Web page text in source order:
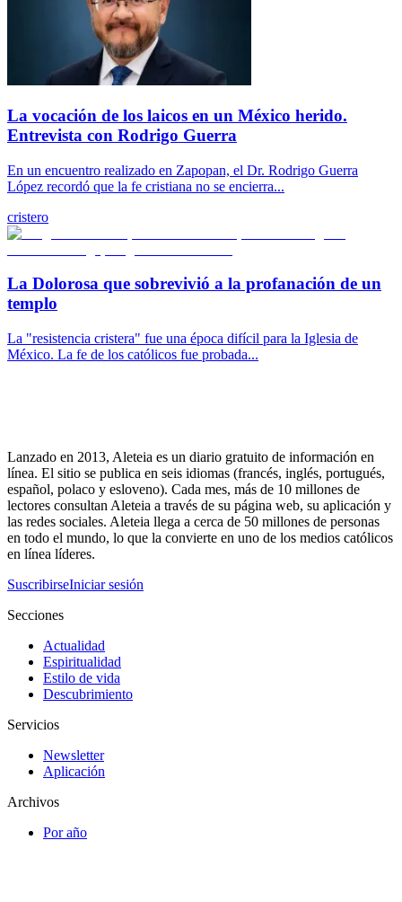
La vocación de los laicos en un México herido.
Entrevista con Rodrigo Guerra
En un encuentro realizado en Zapopan, el Dr. Rodrigo Guerra
López recordó que la fe cristiana no se encierra...
cristero
La Dolorosa que sobrevivió a la profanación de un
templo
La "resistencia cristera" fue una época difícil para la Iglesia de
México. La fe de los católicos fue probada...
Lanzado en 2013, Aleteia es un diario gratuito de información en
línea. El sitio se publica en seis idiomas (francés, inglés, portugués,
español, polaco y esloveno). Cada mes, más de 10 millones de
lectores consultan Aleteia a través de su página web, su aplicación y
las redes sociales. Aleteia llega a cerca de 50 millones de personas
en todo el mundo, lo que la convierte en uno de los medios católicos
en línea líderes.
SuscribirseIniciar sesión
Secciones
Actualidad
Espiritualidad
Estilo de vida
Descubrimiento
Servicios
Newsletter
Aplicación
Archivos
Por año